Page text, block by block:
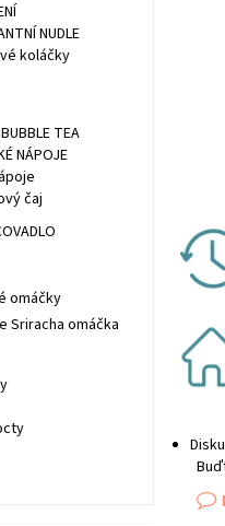
NUDLE
koláčky
TEA
NÁPOJE
čaj
omáčky
Sriracha omáčka